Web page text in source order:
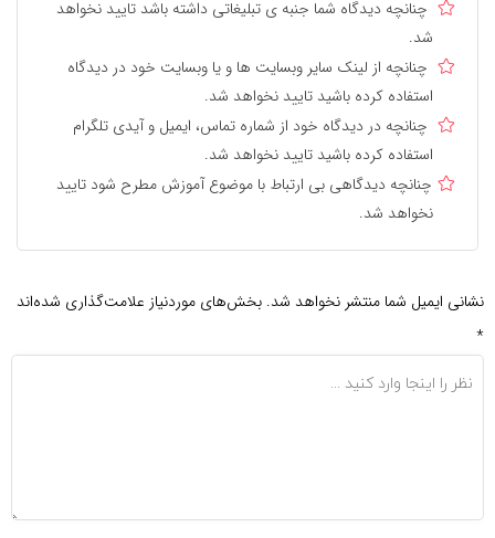
چنانچه دیدگاه شما جنبه ی تبلیغاتی داشته باشد تایید نخواهد
شد.
چنانچه از لینک سایر وبسایت ها و یا وبسایت خود در دیدگاه
استفاده کرده باشید تایید نخواهد شد.
چنانچه در دیدگاه خود از شماره تماس، ایمیل و آیدی تلگرام
استفاده کرده باشید تایید نخواهد شد.
چنانچه دیدگاهی بی ارتباط با موضوع آموزش مطرح شود تایید
نخواهد شد.
نشانی ایمیل شما منتشر نخواهد شد. بخش‌های موردنیاز علامت‌گذاری شده‌اند
*